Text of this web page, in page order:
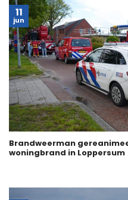
Brandweerman
woningbrand in Loppersum
11
jun